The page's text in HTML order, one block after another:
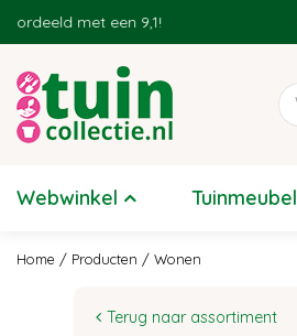
Home Producten Wonen
9,1! Eigen
Webwinkel
Terug naar assortiment